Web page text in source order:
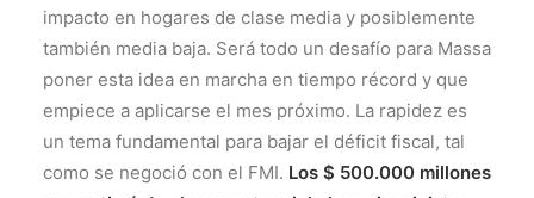
impacto en hogares de clase media y posiblemente
también media baja. Será todo un desafío para Massa
poner esta idea en marcha en tiempo récord y que
empiece a aplicarse el mes próximo. La rapidez es
un tema fundamental para bajar el déficit fiscal, tal
como se negoció con el FMI. Los $ 500.000 millones